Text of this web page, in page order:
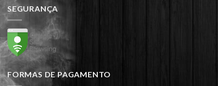
SEGURANÇA
FORMAS DE PAGAMENTO